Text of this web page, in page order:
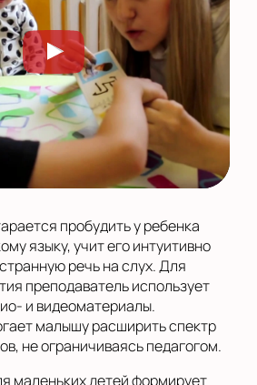
пробудить у ребенка
языку, учит его интуитивно
речь на слух. Для
преподаватель использует
и видеоматериалы.
малышу расширить спектр
не ограничиваясь педагогом.
маленьких детей формирует